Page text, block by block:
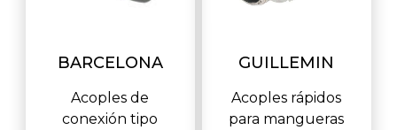
BARCELONA
Acoples de
conexión tipo
GUILLEMIN
Acoples rápidos
para mangueras